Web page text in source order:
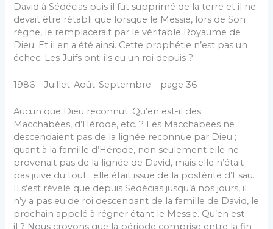
David à Sédécias puis il fut supprimé de la terre et il ne
devait être rétabli que lorsque le Messie, lors de Son
règne, le remplacerait par le véritable Royaume de
Dieu. Et il en a été ainsi. Cette prophétie n’est pas un
échec. Les Juifs ont-ils eu un roi depuis ?
1986 – Juillet-Août-Septembre – page 36
Aucun que Dieu reconnut. Qu’en est-il des
Macchabées, d’Hérode, etc. ? Les Macchabées ne
descendaient pas de la lignée reconnue par Dieu ;
quant à la famille d’Hérode, non seulement elle ne
provenait pas de la lignée de David, mais elle n’était
pas juive du tout ; elle était issue de la postérité d’Esaü.
Il s’est révélé que depuis Sédécias jusqu’à nos jours, il
n’y a pas eu de roi descendant de la famille de David, le
prochain appelé à régner étant le Messie. Qu’en est-